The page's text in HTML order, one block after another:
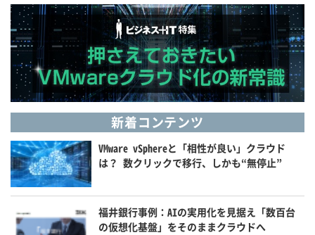
新着コンテンツ
VMware vSphereと「相性が良い」クラウド
は？ 数クリックで移行、しかも“無停止”
福井銀行事例：AIの実用化を見据え「数百台
の仮想化基盤」をそのままクラウドへ